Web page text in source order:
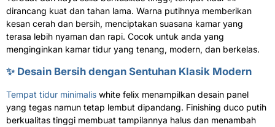
dirancang kuat dan tahan lama. Warna putihnya memberikan
kesan cerah dan bersih, menciptakan suasana kamar yang
terasa lebih nyaman dan rapi. Cocok untuk anda yang
menginginkan kamar tidur yang tenang, modern, dan berkelas.
✨ Desain Bersih dengan Sentuhan Klasik Modern
Tempat tidur minimalis white felix menampilkan desain panel
yang tegas namun tetap lembut dipandang. Finishing duco putih
berkualitas tinggi membuat tampilannya halus dan menambah